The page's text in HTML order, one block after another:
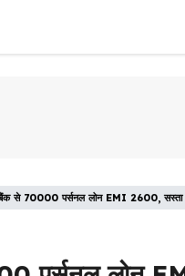
से 70000 पर्सनल लोन EMI 2600,